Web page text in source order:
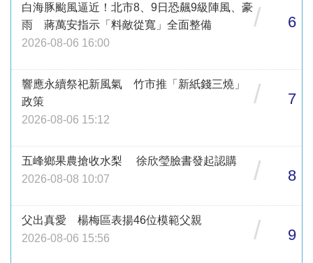
白海豚颱風逼近！北市8、9日恐飆9級陣風、豪
雨 蔣萬安指示「料敵從寬」全面整備
2026-08-06 16:00
/ 6
響應永續祭祀新風氣 竹市推「新紙錢三燒」
政策
2026-08-06 15:12
/ 7
五峰鄉果農搶收水梨 徐欣瑩臉書發起認購
2026-08-08 10:07
/ 8
父出真愛 楊梅區表揚46位模範父親
2026-08-06 15:56
/ 9